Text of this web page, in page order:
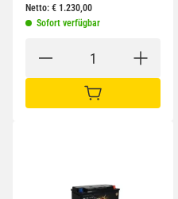
Netto: € 1.230,00
Sofort verfügbar
IN DEN WARENKORB